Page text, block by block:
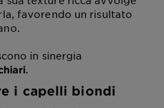
favorendo un risultato
in sinergia
.
i capelli biondi